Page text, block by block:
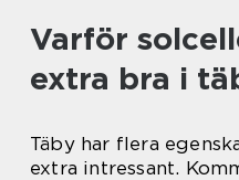
Varför
extra bra i
Täby har flera
extra intressant.